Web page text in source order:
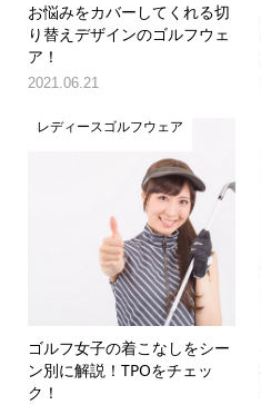
お悩みをカバーしてくれる切
り替えデザインのゴルフウェ
ア！
2021.06.21
レディースゴルフウェア
ゴルフ女子の着こなしをシー
ン別に解説！TPOをチェッ
ク！